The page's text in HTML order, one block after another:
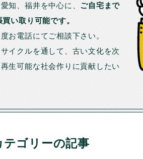
知、福井を中心に、 ご自宅まで
い取り可能です。
お電話にてご相談下さい。
イクルを通して、古い文化を次
生可能な社会作りに貢献したい
テゴリーの記事